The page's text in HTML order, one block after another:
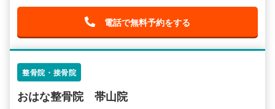
電話で無料予約をする
整骨院・接骨院
おはな整骨院 帯山院